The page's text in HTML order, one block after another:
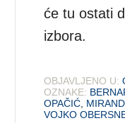
će tu ostati
izbora.
OBJAVLJENO U:
OZNAKE:
OPAČIĆ,
VOJKO